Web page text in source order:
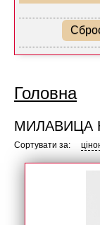
Головна
МИЛАВИЦА
Сортувати за: